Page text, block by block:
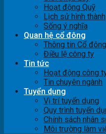
Hoạt động Quỹ
Lịch sử hình thành
Sống ý nghĩa
Quan hệ cổ đông
Thông tin Cổ đông
Điều lệ công ty
Tin tức
Hoạt động công
Tin chuyên ngành
Tuyển dụng
Vị trí tuyển dụng
Quy trình tuyển
Chính sách nhân
Môi trường làm